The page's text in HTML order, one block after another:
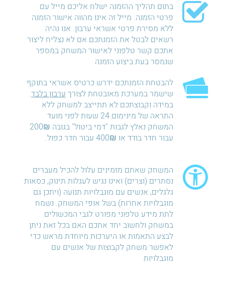
בתום תהליך ההזמנה ישלח אליכם מייל עם
פרטי הזמנה. מייל זה אינו מהווה אישור הזמנה
ללא מסירת פרטי אשראי ערבון. אנו נהיה
רשאים לבטל את הזמנתכם אם לא נצליח ליצור
אתכם קשר טלפוני לאישור המשחק במספר
שנמסר בעת ביצוע הזמנה
להבטחת הזמנתכם ידרש כרטיס אשראי בתוקף
שישמר במערכת מאובטחת לצורךערבון בלבד.
במידה וקבוצתכם לא תתייצב למשחק ללא
התראה של מינימום 24 שעות לפני מועד
המשחק נאלץ לגבות "דמי ביטול" בגובה 200₪
עבור חדר בודד או 400₪ עבור חדר כפול.
המשחק שאתם מזמינים עלול להכיל מעברים
נסתרים (וצרים) ואינו נגיש לעגלות תינוק, כסאות
גלגלים, אנשים עם מוגבלויות תנועה (ויתכן גם
מוגבלויות אחרות) בשל אופי המשחק. נשמח
לתת מידע טלפוני מפורט לגבי המכשולים
במשחק ולחשוב יחד אתכם האם בכל זאת ניתן
לבצע התאמות או היערכות מיוחדת מראש כדי
לאפשר משחק לקבוצות של אנשים עם
מוגבלויות